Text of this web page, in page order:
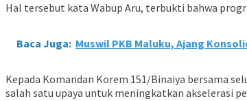
Hal tersebut kata Wabup Aru, terbukti bahwa
Baca Juga: Muswil PKB Maluku, Ajang
Kepada Komandan Korem 151/Binaiya bersama
salah satu upaya untuk meningkatkan akselerasi